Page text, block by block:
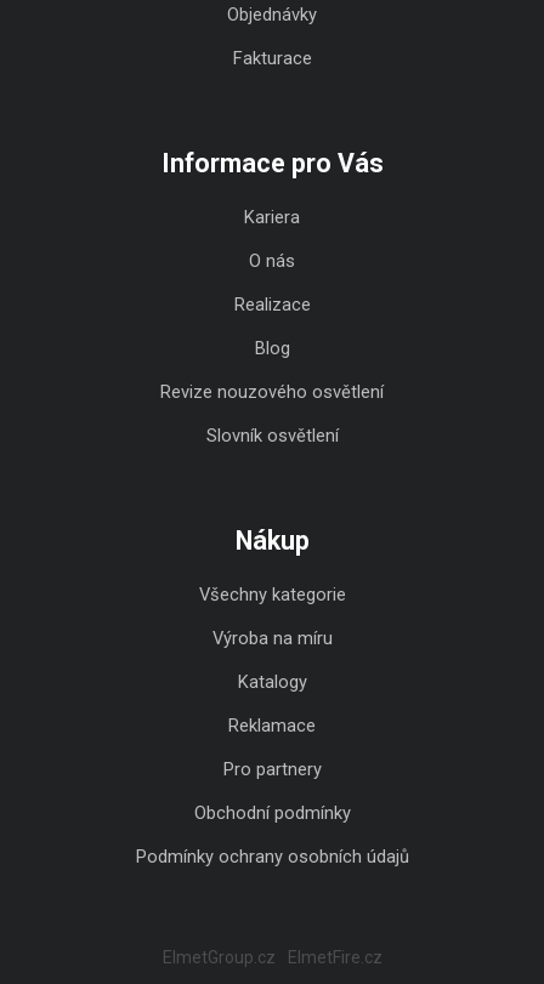
Objednávky
Fakturace
Informace pro Vás
Kariera
O nás
Realizace
Blog
Revize nouzového osvětlení
Slovník osvětlení
Nákup
Všechny kategorie
Výroba na míru
Katalogy
Reklamace
Pro partnery
Obchodní podmínky
Podmínky ochrany osobních údajů
ElmetGroup.cz ElmetFire.cz